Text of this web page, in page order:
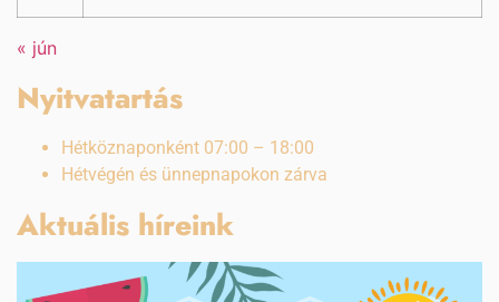
« jún
Nyitvatartás
Hétköznaponként 07:00 – 18:00
Hétvégén és ünnepnapokon zárva
Aktuális híreink